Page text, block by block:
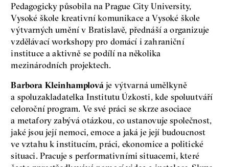
Pedagogicky působila na Prague City University,
Vysoké škole kreativní komunikace a Vysoké škole
výtvarných umění v Bratislavě, přednáší a organizuje
vzdělávací workshopy pro domácí i zahraniční
instituce a aktivně se podílí na několika
mezinárodních projektech.
Barbora Kleinhamplováje výtvarná umělkyně
a spoluzakladatelka Institutu Úzkosti, kde spoluutváří
celoroční program. Ve své práci se skrze asociace
a metafory zabývá otázkou, co ustanovuje společnost,
jaké jsou její nemoci, emoce a jaká je její budoucnost
ve vztahu k institucím, práci, ekonomice a politické
situaci. Pracuje s performativními situacemi, které